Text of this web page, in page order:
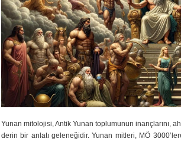
Yunan mitolojisi, Antik Yunan toplumunun inançlarını,
derin bir anlatı geleneğidir. Yunan mitleri, MÖ